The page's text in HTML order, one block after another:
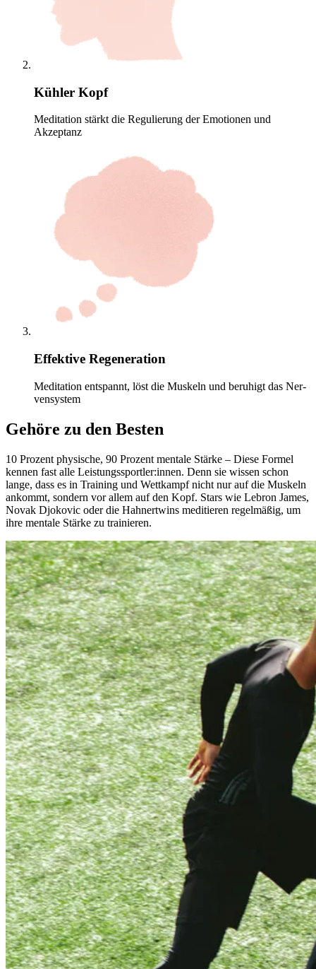
Kühler Kopf
Meditation stärkt die Regulierung der Emotionen und
Akzeptanz
Effektive Regeneration
Medi­ta­tion entspannt, löst die Mus­keln und beruhigt das Ner­
ven­sys­tem
Gehöre zu den Besten
10 Pro­zent phy­si­sche, 90 Pro­zent men­tale Stärke – Diese Formel
kennen fast alle Leis­tungs­sport­ler:innen. Denn sie wissen schon
lange, dass es in Trai­ning und Wett­kampf nicht nur auf die Mus­keln
ankommt, son­dern vor allem auf den Kopf. Stars wie Lebron James,
Novak Djo­ko­vic oder die Hah­nert­wins medi­tie­ren regel­mä­ßig, um
ihre men­tale Stärke zu trai­nie­ren.